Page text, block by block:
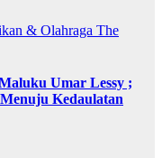
& Olahraga The
Umar Lessy ;
Kedaulatan